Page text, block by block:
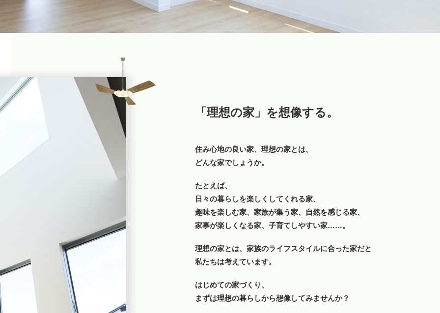
「理想の家」を想像する。
住み心地の良い家、理想の家とは、
どんな家でしょうか。
たとえば、
日々の暮らしを楽しくしてくれる家、
趣味を楽しむ家、家族が集う家、自然を感じる家、
家事が楽しくなる家、子育てしやすい家……。
理想の家とは、家族のライフスタイルに合った家だと
私たちは考えています。
はじめての家づくり、
まずは理想の暮らしから想像してみませんか？